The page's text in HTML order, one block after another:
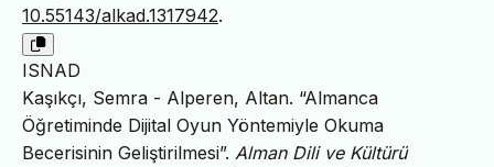
10.55143/alkad.1317942.
ISNAD
Kaşıkçı, Semra - Alperen, Altan. “Almanca
Öğretiminde Dijital Oyun Yöntemiyle Okuma
Becerisinin Geliştirilmesi”. Alman Dili ve Kültürü